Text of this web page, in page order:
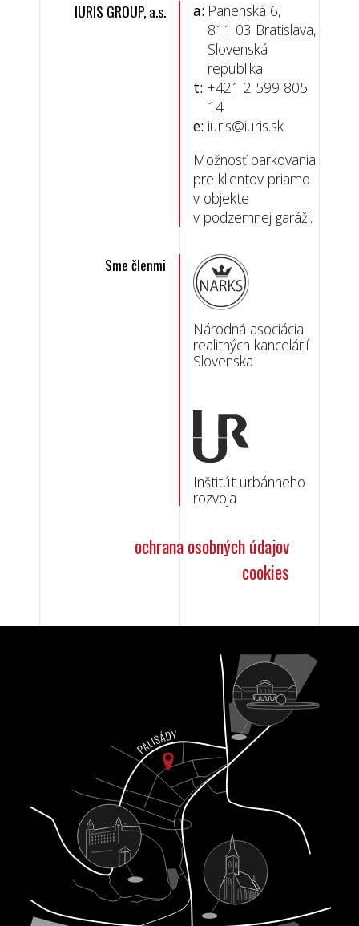
IURIS GROUP, a.s. a: Panenská 6,
811 03 Bratislava,
Slovenská
republika
t: +421 2 599 805
14
e: iuris@iuris.sk
Možnosť parkovania
pre klientov priamo
v objekte
v podzemnej garáži.
Sme členmi
Národná asociácia
realitných kancelárií
Slovenska
Inštitút urbánneho
rozvoja
ochrana osobných údajov
cookies